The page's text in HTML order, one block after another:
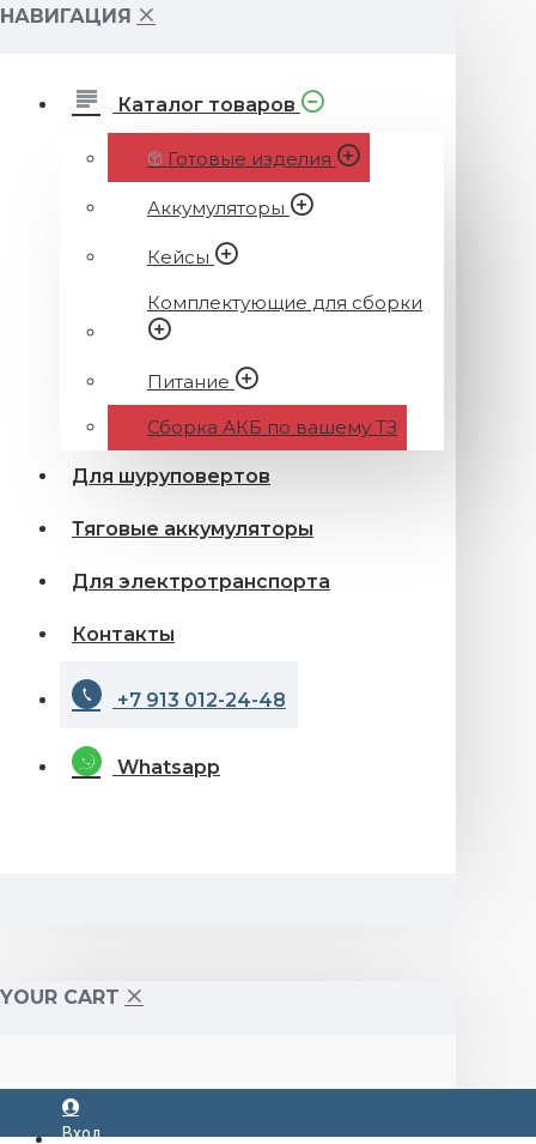
НАВИГАЦИЯ
Каталог товаров
Готовые изделия
Аккумуляторы
Кейсы
Комплектующие для сборки
Питание
Сборка АКБ по вашему ТЗ
Для шуруповертов
Тяговые аккумуляторы
Для электротранспорта
Контакты
+7 913 012-24-48
Whatsapp
YOUR CART
Вход